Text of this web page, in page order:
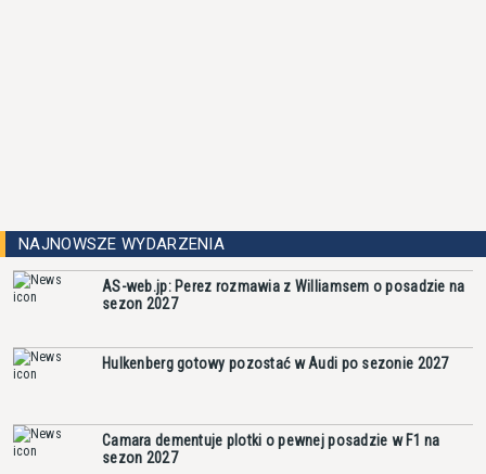
NAJNOWSZE WYDARZENIA
AS-web.jp: Perez rozmawia z Williamsem o posadzie na
sezon 2027
Hulkenberg gotowy pozostać w Audi po sezonie 2027
Camara dementuje plotki o pewnej posadzie w F1 na
sezon 2027